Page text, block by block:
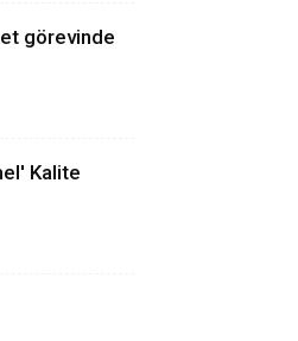
görevinde
Kalite